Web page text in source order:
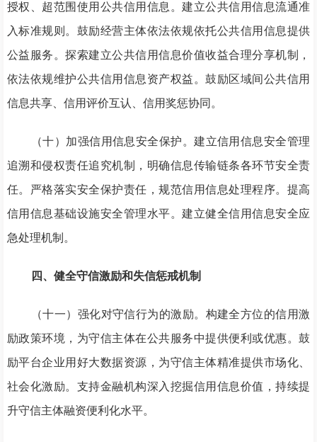
授权、超范围使用公共信用信息。建立公共信用信息流通准
入标准规则。鼓励经营主体依法依规依托公共信用信息提供
公益服务。探索建立公共信用信息价值收益合理分享机制，
依法依规维护公共信用信息资产权益。鼓励区域间公共信用
信息共享、信用评价互认、信用奖惩协同。
（十）加强信用信息安全保护。建立信用信息安全管理
追溯和侵权责任追究机制，明确信息传输链条各环节安全责
任。严格落实安全保护责任，规范信用信息处理程序。提高
信用信息基础设施安全管理水平。建立健全信用信息安全应
急处理机制。
四、健全守信激励和失信惩戒机制
（十一）强化对守信行为的激励。构建全方位的信用激
励政策环境，为守信主体在公共服务中提供便利或优惠。鼓
励平台企业用好大数据资源，为守信主体精准提供市场化、
社会化激励。支持金融机构深入挖掘信用信息价值，持续提
升守信主体融资便利化水平。